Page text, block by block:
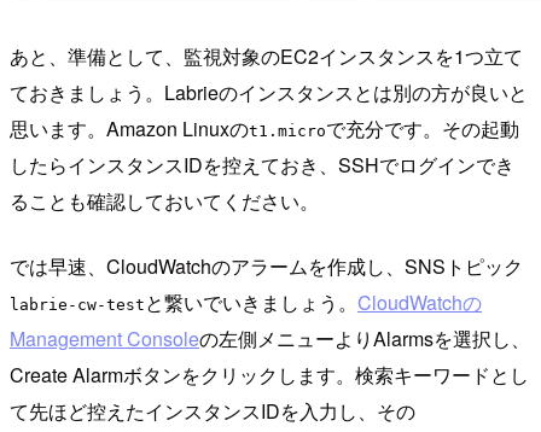
あと、準備として、監視対象のEC2インスタンスを1つ立て
ておきましょう。Labrieのインスタンスとは別の方が良いと
思います。Amazon Linuxのt1.microで充分です。その起動
したらインスタンスIDを控えておき、SSHでログインでき
ることも確認しておいてください。
では早速、CloudWatchのアラームを作成し、SNSトピック
labrie-cw-test と繋いでいきましょう。 CloudWatchの
Management Consoleの左側メニューよりAlarmsを選択し、
Create Alarmボタンをクリックします。検索キーワードとし
て先ほど控えたインスタンスIDを入力し、その